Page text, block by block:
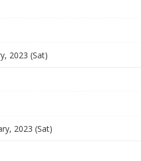
2023 (Sat)
2023 (Sat)